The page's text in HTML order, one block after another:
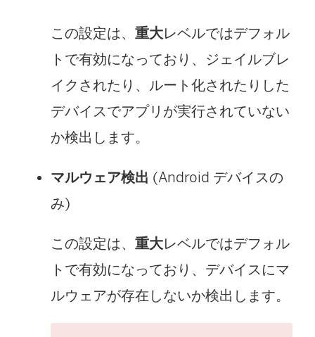
この設定は、 重大レベルではデフォル
トで有効になっており、ジェイルブレ
イクされたり、ルート化されたりした
デバイスでアプリが実行されていない
か検出します。
マルウェア検出 (Android デバイスの
み)
この設定は、 重大レベルではデフォル
トで有効になっており、デバイスにマ
ルウェアが存在しないか検出します。